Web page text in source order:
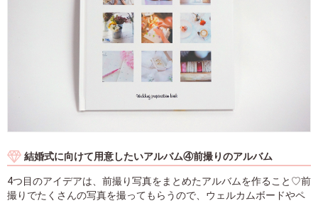
結婚式に向けて用意したいアルバム④前撮りのアルバム
4つ目のアイデアは、前撮り写真をまとめたアルバムを作ること♡前
撮りでたくさんの写真を撮ってもらうので、ウェルカムボードやペ